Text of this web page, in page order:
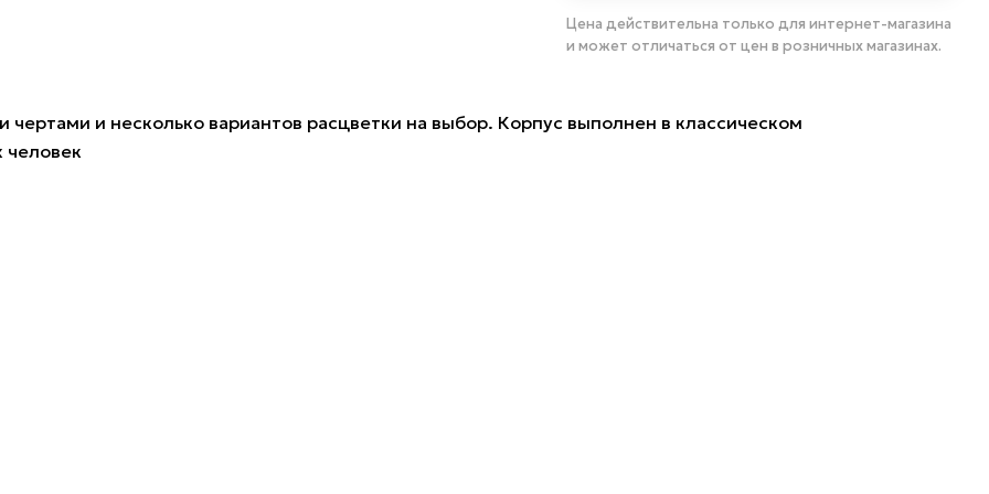
Цена действительна только для интернет-магазина
и может отличаться от цен в розничных магазинах.
и несколько вариантов расцветки на выбор. Корпус выполнен в классическом
человек